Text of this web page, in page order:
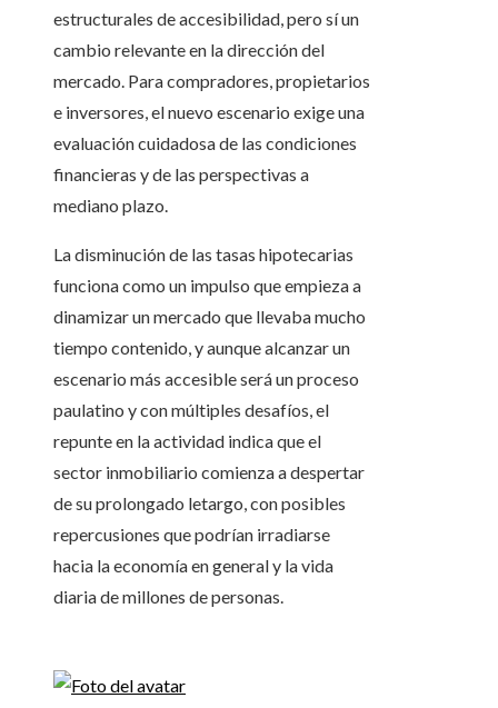
estructurales de accesibilidad, pero sí un
cambio relevante en la dirección del
mercado. Para compradores, propietarios
e inversores, el nuevo escenario exige una
evaluación cuidadosa de las condiciones
financieras y de las perspectivas a
mediano plazo.
La disminución de las tasas hipotecarias
funciona como un impulso que empieza a
dinamizar un mercado que llevaba mucho
tiempo contenido, y aunque alcanzar un
escenario más accesible será un proceso
paulatino y con múltiples desafíos, el
repunte en la actividad indica que el
sector inmobiliario comienza a despertar
de su prolongado letargo, con posibles
repercusiones que podrían irradiarse
hacia la economía en general y la vida
diaria de millones de personas.